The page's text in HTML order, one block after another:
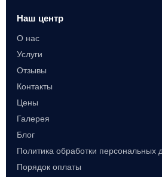
Наш центр
О нас
Услуги
Отзывы
Контакты
Цены
Галерея
Блог
Политика обработки персональных
Порядок оплаты